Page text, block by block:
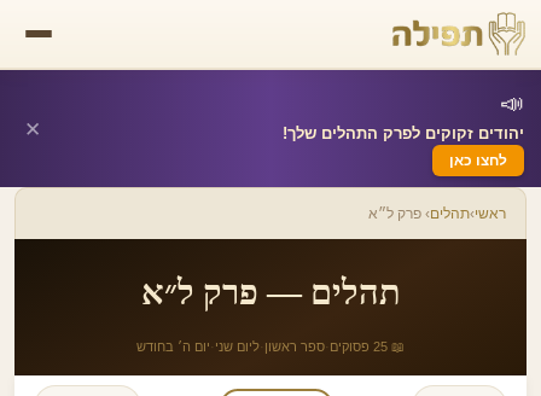
📣
יהודים זקוקים לפרק התהלים שלך!
לחצו כאן
✕
ראשי›תהלים› פרק ל״א
תהלים — פרק ל״א
📖 25 פסוקים ·ספר ראשון ·ליום שני ·יום ה׳ בחודש